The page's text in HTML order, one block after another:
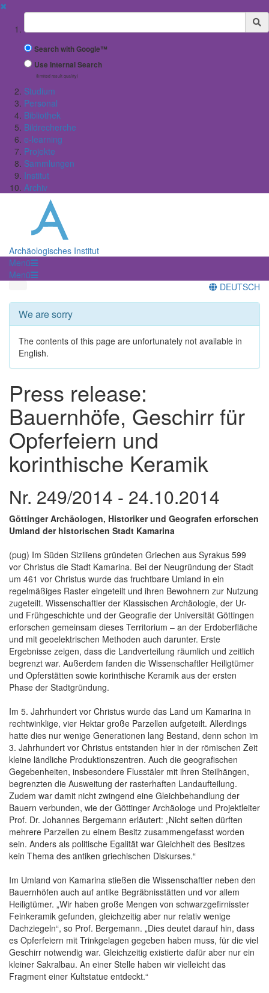
✖
Suchbegriff
Search with Google™
Use Internal Search
(limited result quality)
Studium
Personal
Bibliothek
Bildrecherche
e-learning
Projekte
Sammlungen
Institut
Archiv
Archäologisches Institut
Menü
Menü
DEUTSCH
We are sorry
The contents of this page are unfortunately not available in
English.
Press release:
Bauernhöfe, Geschirr für
Opferfeiern und
korinthische Keramik
Nr. 249/2014 - 24.10.2014
Göttinger Archäologen, Historiker und Geografen erforschen
Umland der historischen Stadt Kamarina
(pug) Im Süden Siziliens gründeten Griechen aus Syrakus 599
vor Christus die Stadt Kamarina. Bei der Neugründung der Stadt
um 461 vor Christus wurde das fruchtbare Umland in ein
regelmäßiges Raster eingeteilt und ihren Bewohnern zur Nutzung
zugeteilt. Wissenschaftler der Klassischen Archäologie, der Ur-
und Frühgeschichte und der Geografie der Universität Göttingen
erforschen gemeinsam dieses Territorium – an der Erdoberfläche
und mit geoelektrischen Methoden auch darunter. Erste
Ergebnisse zeigen, dass die Landverteilung räumlich und zeitlich
begrenzt war. Außerdem fanden die Wissenschaftler Heiligtümer
und Opferstätten sowie korinthische Keramik aus der ersten
Phase der Stadtgründung.
Im 5. Jahrhundert vor Christus wurde das Land um Kamarina in
rechtwinklige, vier Hektar große Parzellen aufgeteilt. Allerdings
hatte dies nur wenige Generationen lang Bestand, denn schon im
3. Jahrhundert vor Christus entstanden hier in der römischen Zeit
kleine ländliche Produktionszentren. Auch die geografischen
Gegebenheiten, insbesondere Flusstäler mit ihren Steilhängen,
begrenzten die Ausweitung der rasterhaften Landaufteilung.
Zudem war damit nicht zwingend eine Gleichbehandlung der
Bauern verbunden, wie der Göttinger Archäologe und Projektleiter
Prof. Dr. Johannes Bergemann erläutert: „Nicht selten dürften
mehrere Parzellen zu einem Besitz zusammengefasst worden
sein. Anders als politische Egalität war Gleichheit des Besitzes
kein Thema des antiken griechischen Diskurses.“
Im Umland von Kamarina stießen die Wissenschaftler neben den
Bauernhöfen auch auf antike Begräbnisstätten und vor allem
Heiligtümer. „Wir haben große Mengen von schwarzgefirnisster
Feinkeramik gefunden, gleichzeitig aber nur relativ wenige
Dachziegeln“, so Prof. Bergemann. „Dies deutet darauf hin, dass
es Opferfeiern mit Trinkgelagen gegeben haben muss, für die viel
Geschirr notwendig war. Gleichzeitig existierte dafür aber nur ein
kleiner Sakralbau. An einer Stelle haben wir vielleicht das
Fragment einer Kultstatue entdeckt.“